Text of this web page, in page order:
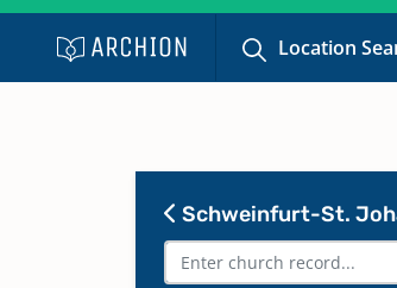
Location
Schweinfurt-St.
Alphabetisches
1615-1657